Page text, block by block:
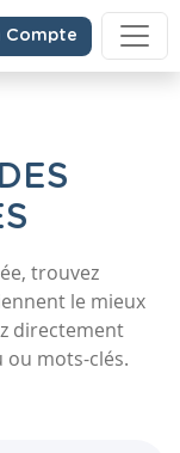
Compte
trouvez
le mieux
directement
ou mots-clés.